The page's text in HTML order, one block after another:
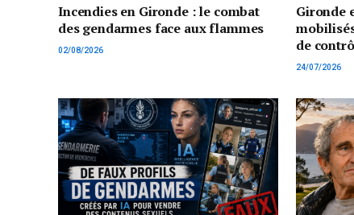
Incendies en Gironde : le combat
des gendarmes face aux flammes
02/08/2026
Gironde
de
24/07/2026